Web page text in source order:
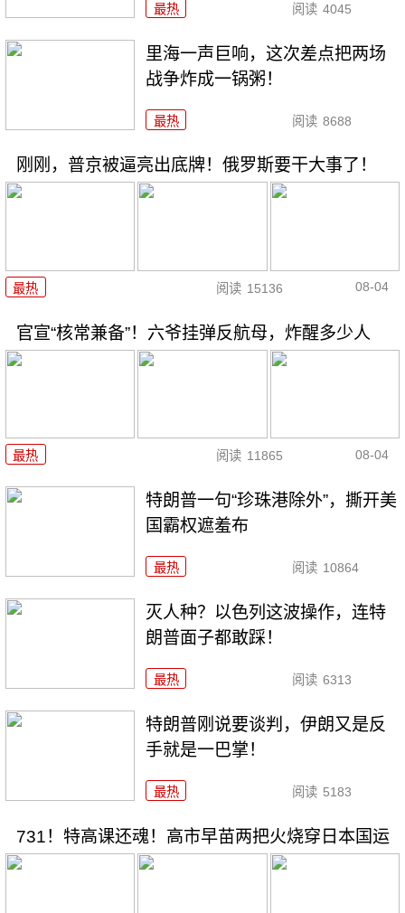
最热 阅读 4045
里海一声巨响，这次差点把两场
战争炸成一锅粥！
最热 阅读 8688
刚刚，普京被逼亮出底牌！俄罗斯要干大事了！
最热 阅读 15136 08-04
官宣“核常兼备”！六爷挂弹反航母，炸醒多少人
最热 阅读 11865 08-04
特朗普一句“珍珠港除外”，撕开美
国霸权遮羞布
最热 阅读 10864
灭人种？以色列这波操作，连特
朗普面子都敢踩！
最热 阅读 6313
特朗普刚说要谈判，伊朗又是反
手就是一巴掌！
最热 阅读 5183
731！特高课还魂！高市早苗两把火烧穿日本国运